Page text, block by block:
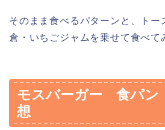
そのまま食べるパターンと、トー
倉・いちごジャムを乗せて食べて
モスバーガー 食パ
想